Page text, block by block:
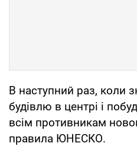
В наступний раз, коли
будівлю в центрі і
всім противникам
правила ЮНЕСКО.